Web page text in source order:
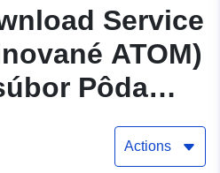
Service
ATOM)
Pôda
_50000
Actions